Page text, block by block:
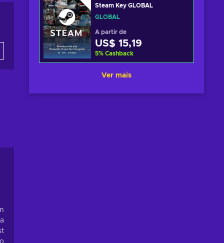
Steam Key GLOBAL
GLOBAL
A partir de
US$ 15,19
5% Cashback
Ver mais